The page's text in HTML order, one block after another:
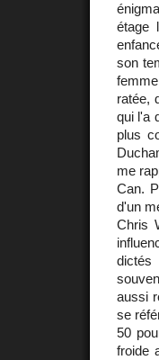
étage
son
ratée,
qui l'a
plus
me
Can.
d'un
Chris
aussi
se
50
froide